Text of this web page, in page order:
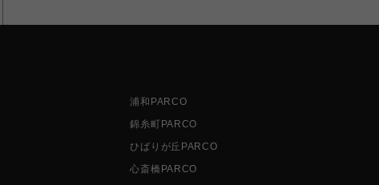
浦和PARCO
錦糸町PARCO
ひばりが丘PARCO
心斎橋PARCO